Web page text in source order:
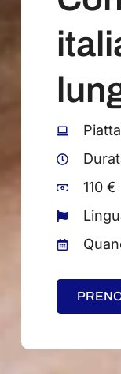
110 €